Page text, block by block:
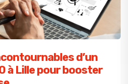
d’un
à Lille pour booster